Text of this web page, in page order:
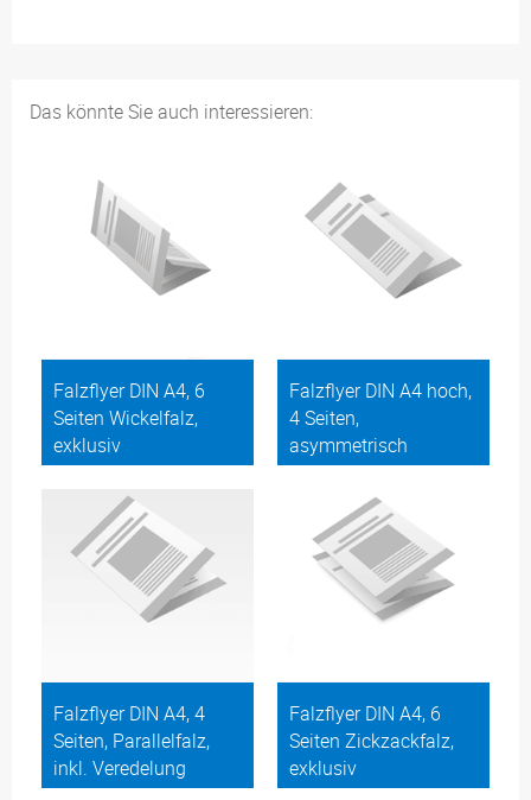
Das könnte Sie auch interessieren:
Falzflyer DIN A4, 6
Seiten Wickelfalz,
exklusiv
Falzflyer DIN A4 hoch,
4 Seiten,
asymmetrisch
Falzflyer DIN A4, 4
Seiten, Parallelfalz,
inkl. Veredelung
Falzflyer DIN A4, 6
Seiten Zickzackfalz,
exklusiv